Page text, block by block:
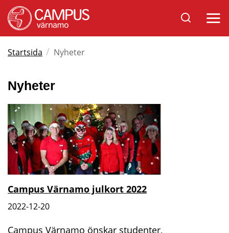
Sök
på
Varnamo.se
Öppna
Startsida / Nyheter
Nyheter
Campus Värnamo julkort 2022
2022-12-20
Campus Värnamo önskar studenter,